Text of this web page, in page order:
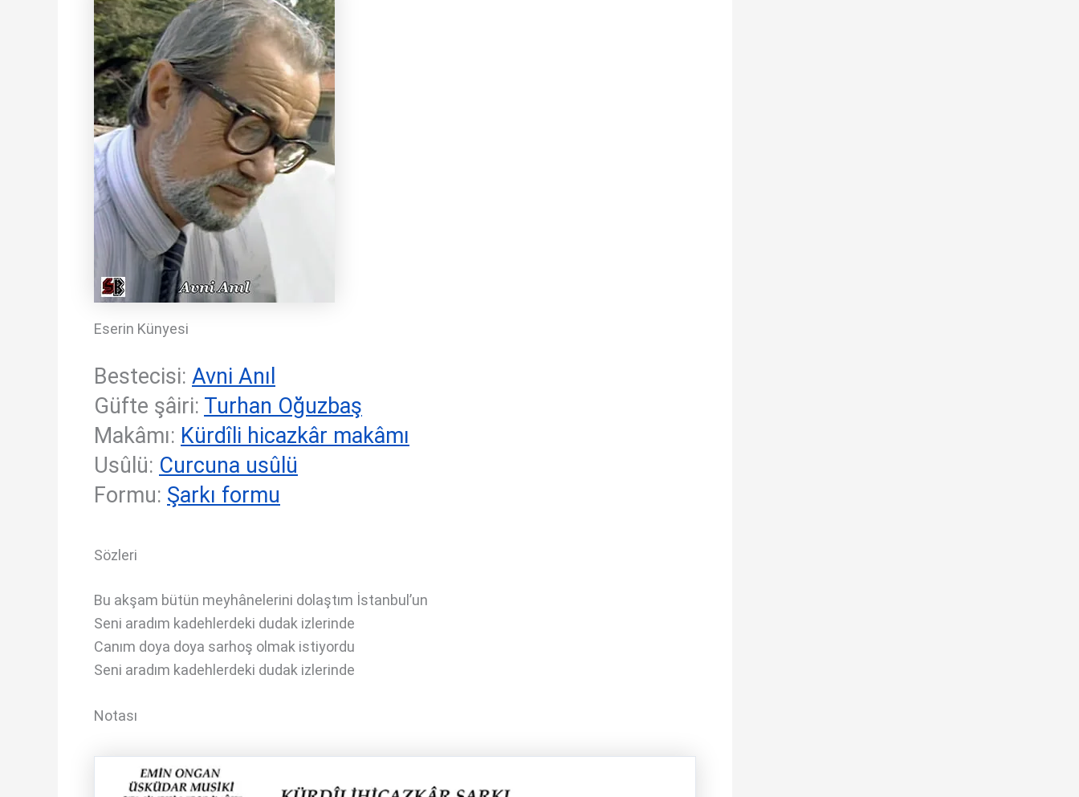
Eserin Künyesi
Bestecisi: Avni Anıl
Güfte şâiri: Turhan Oğuzbaş
Makâmı: Kürdîli hicazkâr makâmı
Usûlü: Curcuna usûlü
Formu: Şarkı formu
Sözleri
Bu akşam bütün meyhânelerini dolaştım İstanbul’un
Seni aradım kadehlerdeki dudak izlerinde
Canım doya doya sarhoş olmak istiyordu
Seni aradım kadehlerdeki dudak izlerinde
Notası